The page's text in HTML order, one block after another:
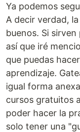
Ya podemos
A decir verdad,
buenos. Si
así que iré
que puedas
aprendizaje.
igual forma
cursos gratuitos
poder hacer la
solo tener una